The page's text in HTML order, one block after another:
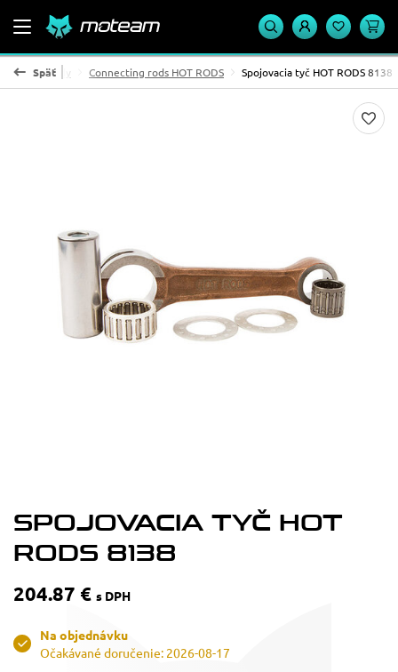
Späť
Ojničné sady Connecting rods HOT RODS Spojovacia tyč HOT RODS 8138
SPOJOVACIA TYČ HOT
RODS 8138
204.87 € s DPH
Na objednávku
Očakávané doručenie: 2026-08-17